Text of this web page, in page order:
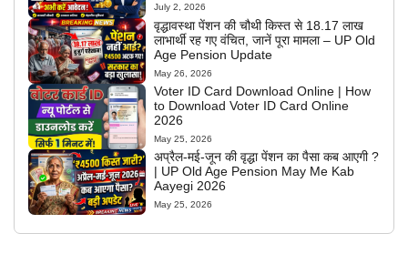
July 2, 2026
वृद्धावस्था पेंशन की चौथी किस्त से 18.17 लाख
लाभार्थी रह गए वंचित, जानें पूरा मामला – UP Old
Age Pension Update
May 26, 2026
Voter ID Card Download Online | How
to Download Voter ID Card Online
2026
May 25, 2026
अप्रैल-मई-जून की वृद्धा पेंशन का पैसा कब आएगी ?
| UP Old Age Pension May Me Kab
Aayegi 2026
May 25, 2026